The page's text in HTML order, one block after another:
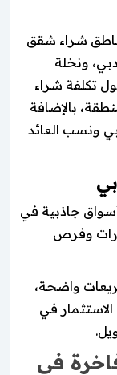
شراء شقق
ونخلة
تكلفة شراء
بالإضافة
ونسب العائد
جاذبية في
وفرص
واضحة،
في
في